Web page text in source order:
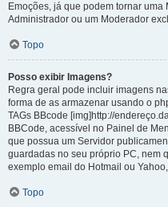
Emoções, já que podem tornar
Administrador ou um Moderador
Topo
Posso exibir Imagens?
Regra geral pode incluir imagens
forma de as armazenar usando o
TAGs BBcode [img]http://
BBCode, acessível no Painel de
que possua um Servidor
guardadas no seu próprio PC, nem
exemplo email do Hotmail ou
Topo